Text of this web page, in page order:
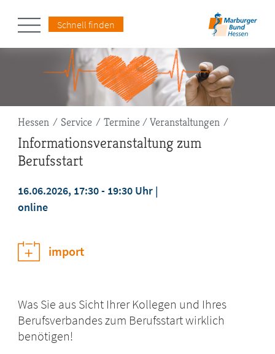
Schnell finden
Pfadnavigation
Hessen Service Termine / Veranstaltungen
Informationsveranstaltung zum
Berufsstart
16.06.2026, 17:30 - 19:30 Uhr
online
import
Was Sie aus Sicht Ihrer Kollegen und Ihres
Berufsverbandes zum Berufsstart wirklich
benötigen!